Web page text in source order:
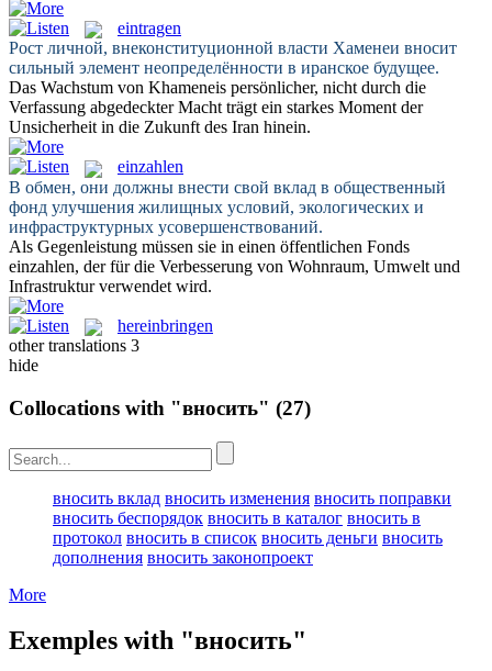
eintragen
Рост личной, внеконституционной власти Хаменеи вносит
сильный элемент неопределённости в иранское будущее.
Das Wachstum von Khameneis persönlicher, nicht durch die
Verfassung abgedeckter Machtträgt ein starkes Moment der
Unsicherheit in die Zukunft des Iran hinein.
einzahlen
В обмен, они должны внести свой вклад в общественный
фонд улучшения жилищных условий, экологических и
инфраструктурных усовершенствований.
Als Gegenleistung müssen sie in einen öffentlichen Fonds
einzahlen, der für die Verbesserung von Wohnraum, Umwelt und
Infrastruktur verwendet wird.
hereinbringen
other translations 3
hide
Collocations with "вносить" (27)
вносить вклад вносить изменения вносить поправки
вносить беспорядок вносить в каталог вносить в
протокол вносить в список вносить деньги вносить
дополнения вносить законопроект
More
Exemples with "вносить"